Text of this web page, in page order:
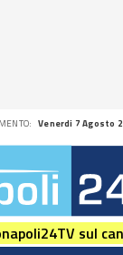
Venerdi 7 Agosto
sul